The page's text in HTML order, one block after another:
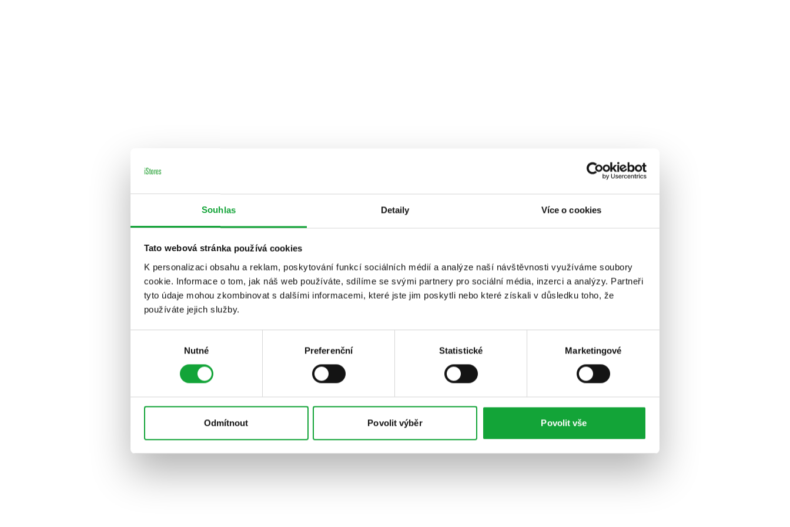
Souhlas Detaily Více o cookies
Tato webová stránka používá cookies
K personalizaci obsahu a reklam, poskytování funkcí sociálních médií a analýze naší návštěvnosti využíváme soubory
cookie. Informace o tom, jak náš web používáte, sdílíme se svými partnery pro sociální média, inzerci a analýzy. Partneři
tyto údaje mohou zkombinovat s dalšími informacemi, které jste jim poskytli nebo které získali v důsledku toho, že
používáte jejich služby.
Nutné Preferenční Statistické Marketingové
Odmítnout Povolit výběr Povolit vše